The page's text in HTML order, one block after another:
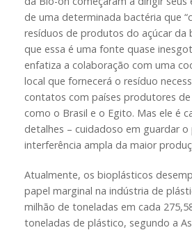
de uma determinada bactéria que
resíduos de produtos do açúcar da
que essa é uma fonte quase
enfatiza a colaboração com uma
local que fornecerá o resíduo
contatos com países produtores de
como o Brasil e o Egito. Mas ele é
detalhes – cuidadoso em guardar
interferência ampla da maior
Atualmente, os bioplásticos
papel marginal na indústria de
milhão de toneladas em cada
toneladas de plástico, segundo a